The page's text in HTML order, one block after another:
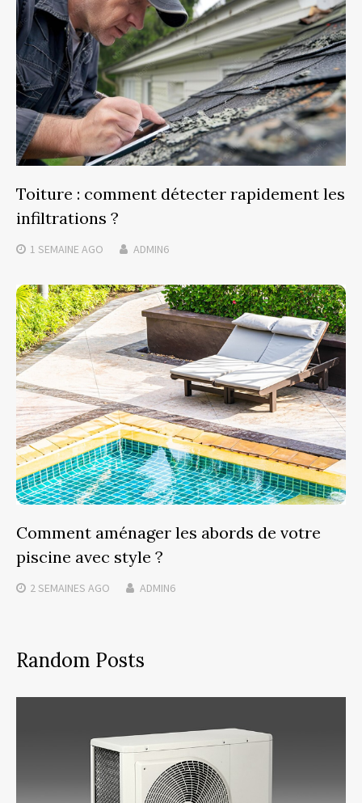
Toiture : comment détecter rapidement les
infiltrations ?
1 SEMAINE AGO ADMIN6
Comment aménager les abords de votre
piscine avec style ?
2 SEMAINES AGO ADMIN6
Random Posts